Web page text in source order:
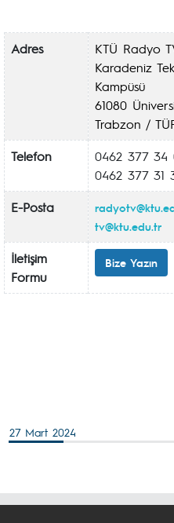
Adres
KTÜ Radyo
Karadeniz
Kampüsü
61080
Trabzon /
Telefon
0462 377 34
0462 377 31
E-Posta
tv@ktu.edu.tr
İletişim
Formu
Bize Yazın
27 Mart 2024